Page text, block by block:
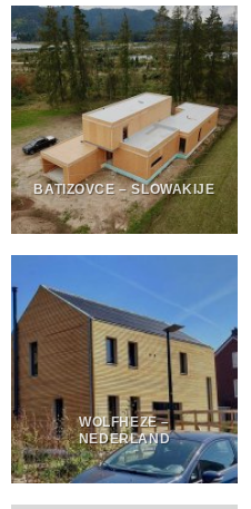
BATIZOVCE – SLOWAKIJE
WOLFHEZE –
NEDERLAND